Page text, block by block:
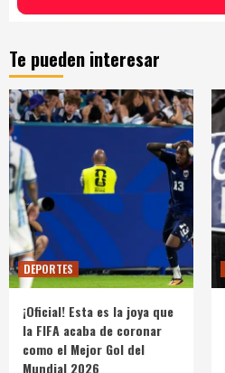
Te pueden interesar
DEPORTES
¡Oficial! Esta es la joya que
la FIFA acaba de coronar
como el Mejor Gol del
Mundial 2026